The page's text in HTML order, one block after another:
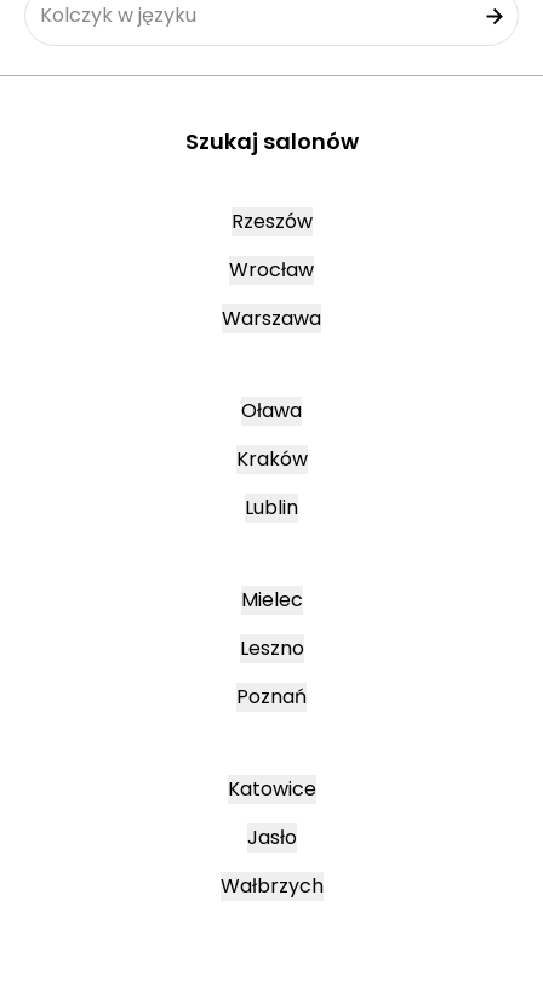
Kolczyk w języku
Szukaj salonów
Rzeszów
Wrocław
Warszawa
Oława
Kraków
Lublin
Mielec
Leszno
Poznań
Katowice
Jasło
Wałbrzych